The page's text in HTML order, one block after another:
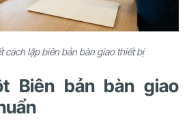
cách lập biên bản bàn giao thiết bị
Biên bản bàn giao